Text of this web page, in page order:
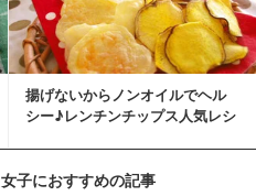
揚げないからノンオイルでヘル
シー♪レンチンチップス人気レシ
子におすすめの記事